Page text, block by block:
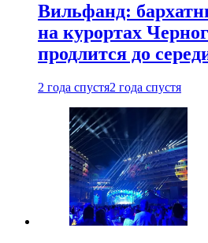
Вильфанд:
на курортах
продлится до
2 года спустя2 года спустя